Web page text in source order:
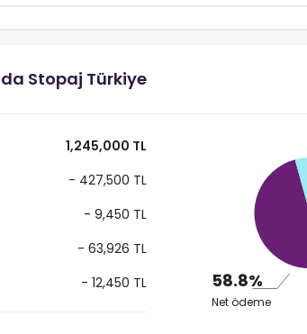
Stopaj Türkiye
1,245,000 TL
- 427,500 TL
- 9,450 TL
- 63,926 TL
- 12,450 TL 58.8%
Net ödeme